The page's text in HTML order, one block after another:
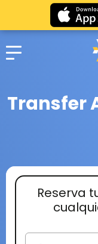
Transfer
Reserva